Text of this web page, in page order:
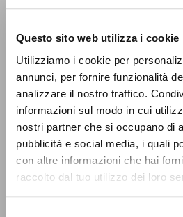
Questo sito web utilizza i cookie
Utilizziamo i cookie per
annunci, per fornire funzionalità
analizzare il nostro traffico.
informazioni sul modo in cui
nostri partner che si occupano di
pubblicità e social media, i quali
con altre informazioni che hai
raccolto dal tuo utilizzo dei loro
Giussani LuigiAuthor
Russian
Litterae Communionis-Sled
2002
Pages: 4
0RESULTS
MORE RESULTS